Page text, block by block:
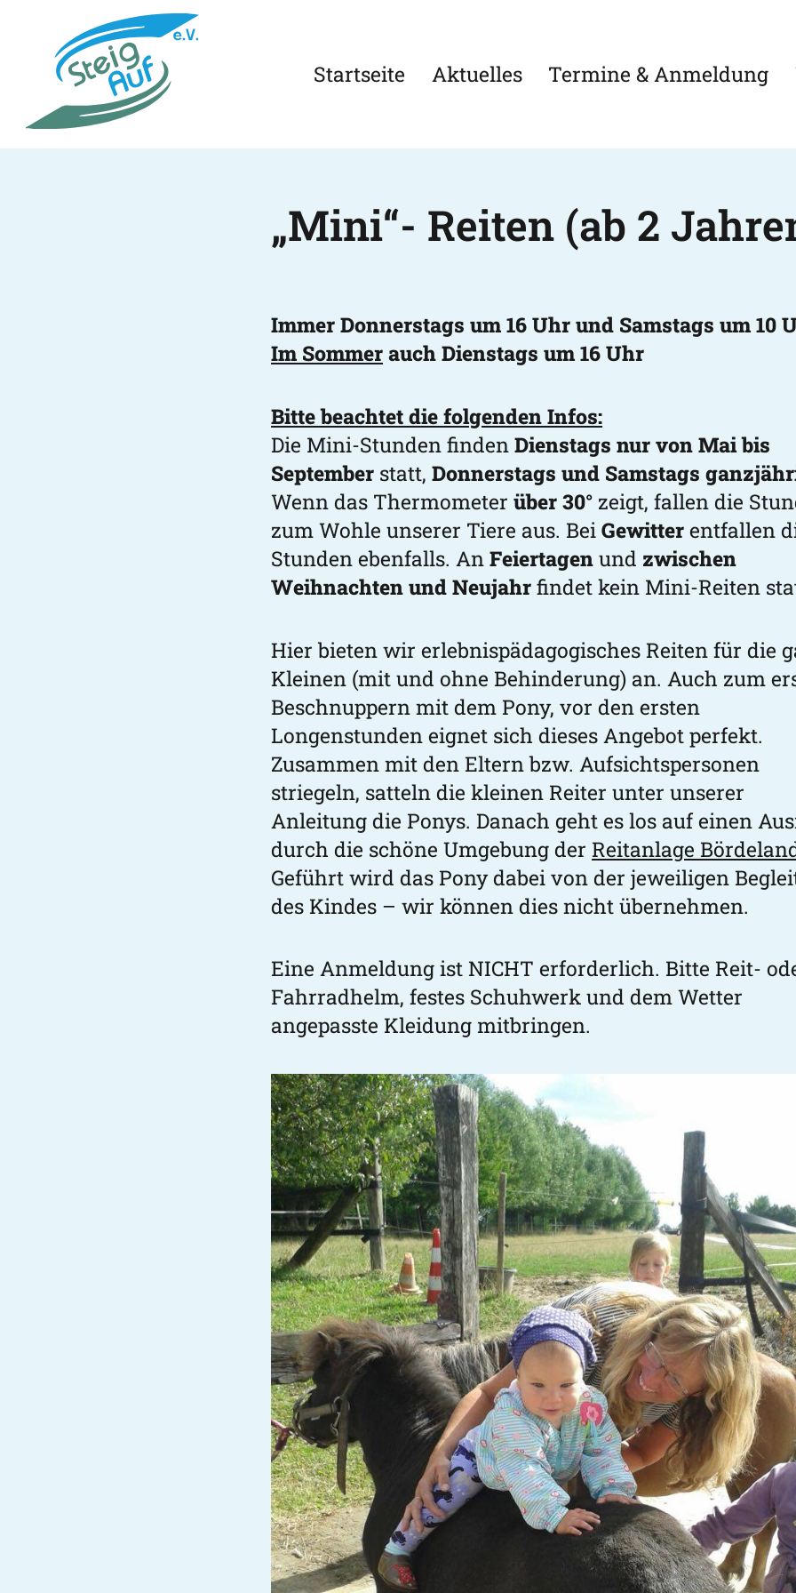
Startseite Aktuelles Termine & Anmeldung
„Mini“- Reiten (ab 2
Immer Donnerstags um 16 Uhr und Samstags um 10
Im Sommer auch Dienstags um 16 Uhr
Bitte beachtet die folgenden Infos:
Die Mini-Stunden findenDienstags nur von Mai bis
September statt,Donnerstags und Samstags
Wenn das Thermometerüber 30° zeigt, fallen die
zum Wohle unserer Tiere aus. BeiGewitter entfallen
Stunden ebenfalls. AnFeiertagen und zwischen
Weihnachten und Neujahr findet kein Mini-Reiten
Hier bieten wir erlebnispädagogisches Reiten für die
Kleinen (mit und ohne Behinderung) an. Auch zum
Beschnuppern mit dem Pony, vor den ersten
Longenstunden eignet sich dieses Angebot perfekt.
Zusammen mit den Eltern bzw. Aufsichtspersonen
striegeln, satteln die kleinen Reiter unter unserer
Anleitung die Ponys. Danach geht es los auf einen
durch die schöne Umgebung der Reitanlage
Geführt wird das Pony dabei von der jeweiligen
des Kindes – wir können dies nicht übernehmen.
Eine Anmeldung ist NICHT erforderlich. Bitte Reit-
Fahrradhelm, festes Schuhwerk und dem Wetter
angepasste Kleidung mitbringen.